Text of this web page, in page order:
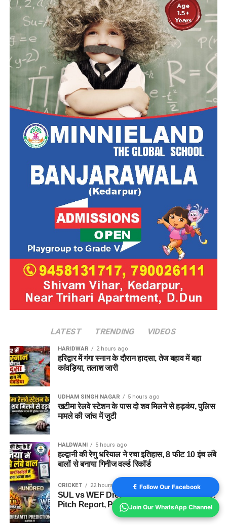
LATEST TRENDING VIDEOS
HARIDWAR 2 hours ago
हरिद्वार में गंगा स्नान के दौरान हादसा, तेज बहाव में बहा
कांवड़िया, तलाश जारी
UDHAM SINGH NAGAR 5 hours ago
खटीमा रेलवे स्टेशन के पास दो शव मिलने से हड़कंप, पुलिस
मामले की जांच में जुटी
HALDWANI 5 hours ago
हल्द्वानी की रेणु धरियाल ने रचा इतिहास, 8 फीट 10 इंच लंबे
बालों से बनाया गिनीज वर्ल्ड रिकॉर्ड
CRICKET 22 hours ago
SUL vs WEF Dream11 Prediction Match 27:
Pitch Report, Playing XI & Fantasy Tips
Follow Our Facebook
Join Our WhatsApp Channel